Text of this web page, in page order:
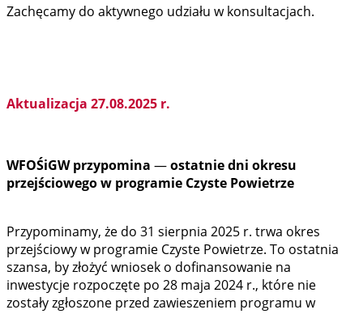
Zachęcamy do aktywnego udziału w konsultacjach.
Aktualizacja 27.08.2025 r.
WFOŚiGW przypomina —ostatnie dni okresu
przejściowego w programie Czyste Powietrze
Przypominamy, że do 31 sierpnia 2025 r. trwa okres
przejściowy w programie Czyste Powietrze. To ostatnia
szansa, by złożyć wniosek o dofinansowanie na
inwestycje rozpoczęte po 28 maja 2024 r., które nie
zostały zgłoszone przed zawieszeniem programu w